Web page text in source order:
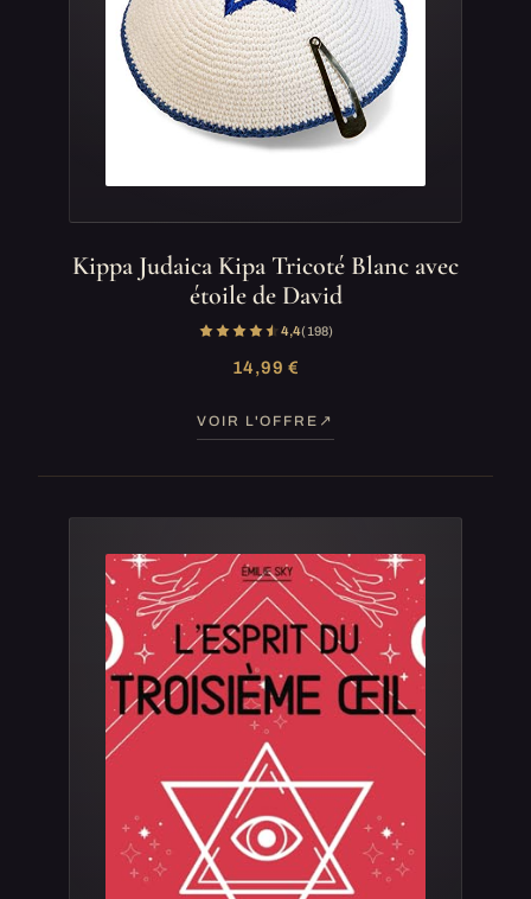
Kippa Judaica Kipa Tricoté Blanc avec
étoile de David
4,4(198)
14,99 €
VOIR L'OFFRE